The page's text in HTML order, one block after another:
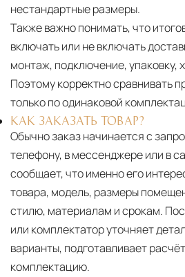
нестандартные размеры.
Также важно понимать, что
включать или не включать
монтаж, подключение, упаковку,
Поэтому корректно сравнивать
только по одинаковой
КАК ЗАКАЗАТЬ ТОВАР?
Обычно заказ начинается с
телефону, в мессенджере или в
сообщает, что именно его
товара, модель, размеры
стилю, материалам и срокам.
или комплектатор уточняет
варианты, подготавливает
комплектацию.